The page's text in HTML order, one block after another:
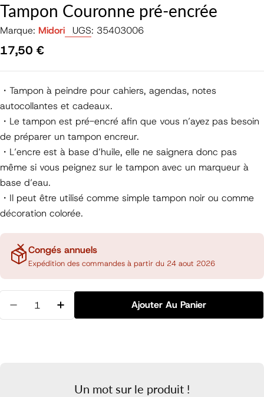
Tampon Couronne pré-encrée
Marque: Midori UGS: 35403006
Prix
17,50 €
・Tampon à peindre pour cahiers, agendas, notes
autocollantes et cadeaux.
・Le tampon est pré-encré afin que vous n’ayez pas besoin
de préparer un tampon encreur.
・L’encre est à base d’huile, elle ne saignera donc pas
même si vous peignez sur le tampon avec un marqueur à
base d’eau.
・Il peut être utilisé comme simple tampon noir ou comme
décoration colorée.
Congés annuels
Expédition des commandes à partir du 24 aout 2026
Diminuer La Quantité Pour Tampon Couronne Pré-
Augmenter La Quantité Pour Tampon
Ajouter Au Panier
Un mot sur le produit !